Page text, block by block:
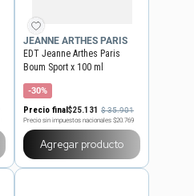
JEANNE ARTHES PARIS
EDT Jeanne Arthes Paris
Boum Sport x 100 ml
-30%
Precio final$25.131 $35.901
Precio sin impuestos nacionales $20.769
Agregar producto